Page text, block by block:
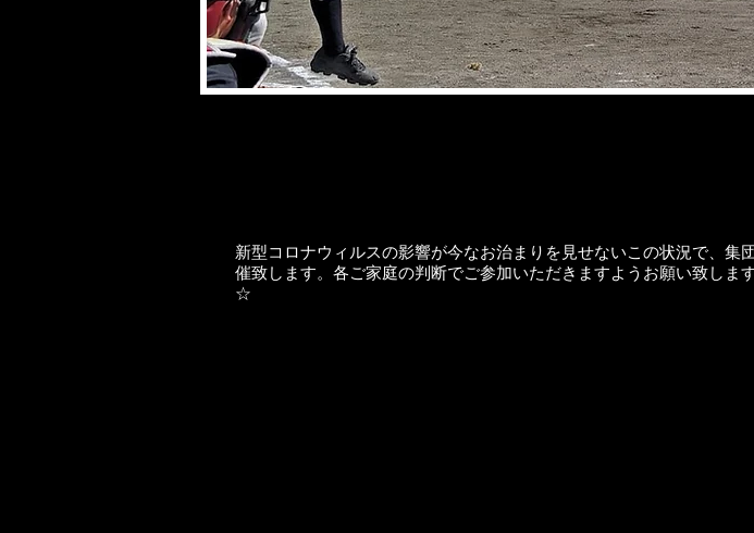
新型コロナウィルスの影響が今なお治まりを見せないこの状況で、
催致します。各ご家庭の判断でご参加いただきますようお願い致し
☆